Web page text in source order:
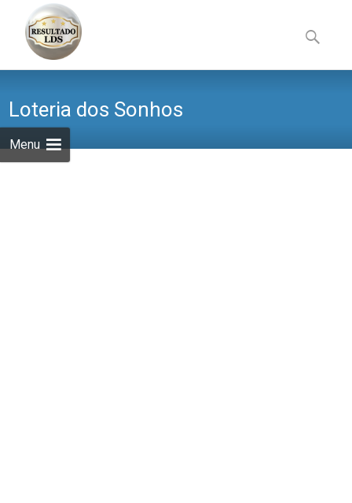
Menu
to
content
por:
Loteria dos Sonhos